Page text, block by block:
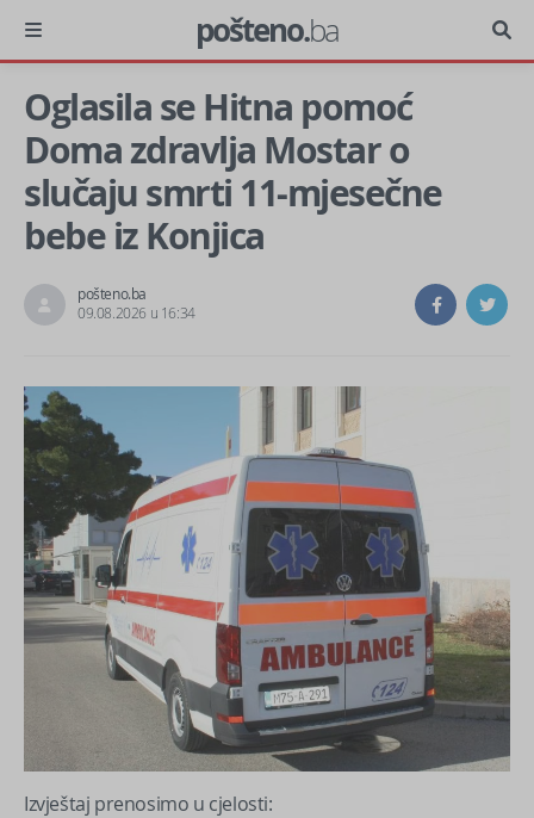
pošteno.ba
Oglasila se Hitna pomoć
Doma zdravlja Mostar o
slučaju smrti 11-mjesečne
bebe iz Konjica
pošteno.ba
09.08.2026 u 16:34
Izvještaj prenosimo u cjelosti: